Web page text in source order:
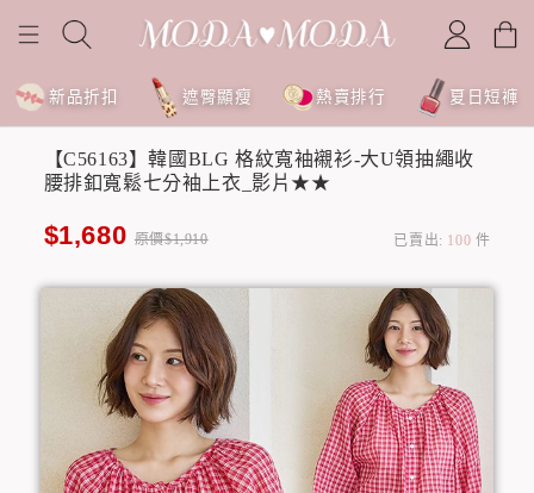
新品折扣 遮臀顯瘦 熱賣排行 夏日短褲
【C56163】韓國BLG 格紋寬袖襯衫-大U領抽繩收
腰排釦寬鬆七分袖上衣_影片★★
$1,680 原價$1,910 已賣出: 100 件